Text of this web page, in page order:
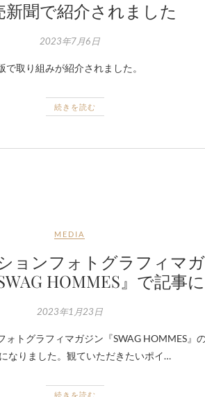
新聞で紹介されました
2023年7月6日
で取り組みが紹介されました。
続きを読む
MEDIA
ョンフォトグラフィマガ
HOMMES』で記事に
2023年1月23日
ォトグラフィマガジン『SWAG HOMMES』
なりました。観ていただきたいポイ…
続きを読む